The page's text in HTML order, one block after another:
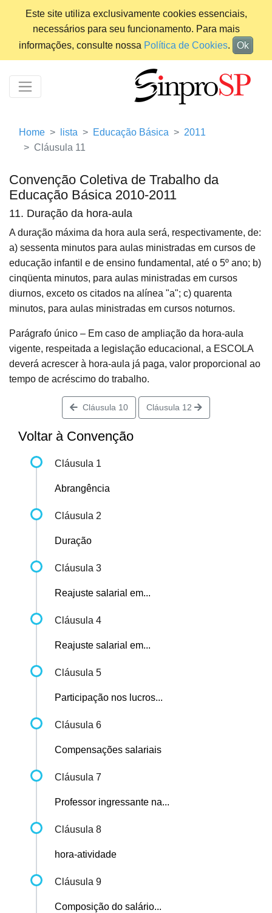
Este site utiliza exclusivamente cookies essenciais,
necessários para seu funcionamento. Para mais
informações, consulte nossa Política de Cookies. Ok
Home lista Educação Básica
2011
Cláusula 11
Convenção Coletiva de Trabalho da
Educação Básica 2010-2011
11. Duração da hora-aula
A duração máxima da hora aula será, respectivamente, de:
a) sessenta minutos para aulas ministradas em cursos de
educação infantil e de ensino fundamental, até o 5º ano; b)
cinqüenta minutos, para aulas ministradas em cursos
diurnos, exceto os citados na alínea "a"; c) quarenta
minutos, para aulas ministradas em cursos noturnos.
Parágrafo único – Em caso de ampliação da hora-aula
vigente, respeitada a legislação educacional, a ESCOLA
deverá acrescer à hora-aula já paga, valor proporcional ao
tempo de acréscimo do trabalho.
Cláusula 10 Cláusula 12
Voltar à Convenção
Cláusula 1
Abrangência
Cláusula 2
Duração
Cláusula 3
Reajuste salarial em...
Cláusula 4
Reajuste salarial em...
Cláusula 5
Participação nos lucros...
Cláusula 6
Compensações salariais
Cláusula 7
Professor ingressante na...
Cláusula 8
hora-atividade
Cláusula 9
Composição do salário...